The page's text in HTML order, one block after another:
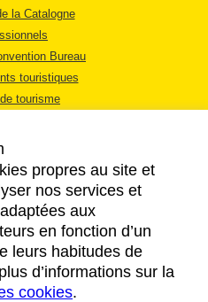
la Catalogne
Bureau
touristiques
tourisme
LÉGALES
propres au site et
nos services et
aux
en fonction d’un
leurs habitudes de
d’informations sur la
cookies.